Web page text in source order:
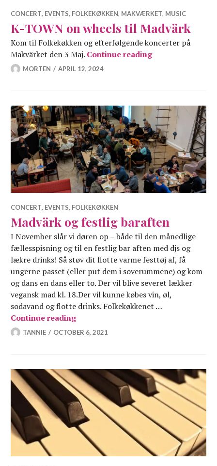
CONCERT, EVENTS, FOLKEKØKKEN, MAKVÆRKET, MUSIC
K-TOWN on wheels til Madvärk
Kom til Folkekøkken og efterfølgende koncerter på
Makvärket den 3 Maj. Continue readingK-TOWN on
MORTEN APRIL 12, 2024
CONCERT, EVENTS, FOLKEKØKKEN
Madvärk og festlig baraften
I November slår vi døren op – både til den månedlige
fællesspisning og til en festlig bar aften med djs og
lækre drinks! Så støv dit flotte varme festtøj af, få
ungerne passet (eller put dem i soverummene) og kom
og dans en dans eller to. Der vil blive severet lækker
vegansk mad kl. 18.Der vil kunne købes vin, øl,
sodavand og flotte drinks. Folkekøkkenet …
Continue readingMadvärk og festlig baraften
TANNIE OCTOBER 6, 2021